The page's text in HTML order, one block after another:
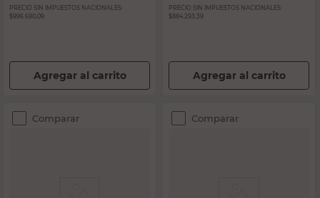
PRECIO SIN IMPUESTOS NACIONALES:
$996.690,09
Agregar al carrito
PRECIO SIN IMPUESTOS NACIONALES:
$884.293,39
Agregar al carrito
Comparar Comparar